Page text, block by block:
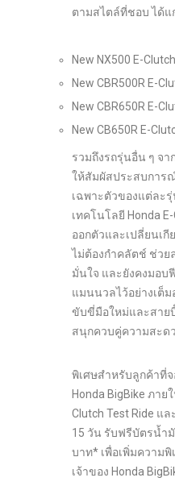
ตามสไตล์ที่ชอบ ได้แ
New NX500 E-Clutch
New CBR500R E-
New CBR650R E-
New CB650R E-
รวมถึงรถรุ่นอื่น ๆ จา
ให้สัมผัสประสบการ
เฉพาะตัวของแต่ละ
เทคโนโลยี Honda
ออกตัวและเปลี่ยนเกี
ไม่ต้องกำคลัตช์ ช่วย
มั่นใจ และยังคงมอบ
แมนนวลไว้อย่างเต็
ขับขี่มือใหม่และสาย
สนุกควบคู่ความสะด
พิเศษสำหรับลูกค้าที่
Honda BigBike ภาย
Clutch Test Ride แ
15 วัน รับฟรีบัตรน้ำ
บาท* เพื่อเพิ่มความพิ
เจ้าของ Honda